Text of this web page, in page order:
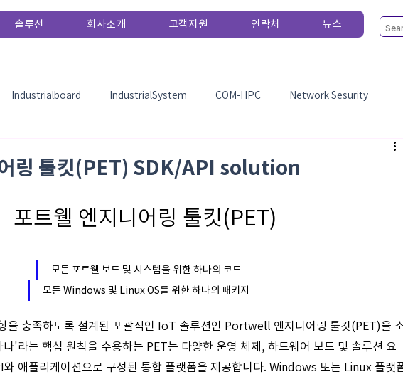
솔루션 회사소개 고객지원 연락처 뉴스
Industrialboard IndustrialSystem COM-HPC Network Sesurity
링 툴킷(PET) SDK/API solution
포트웰 엔지니어링 툴킷(PET)
모든 포트웰 보드 및 시스템을 위한 하나의 코드
모든 Windows 및 Linux OS를 위한 하나의 패키지
을 충족하도록 설계된 포괄적인 IoT 솔루션인 Portwell 엔지니어링 툴킷(PET)을
'라는 핵심 원칙을 수용하는 PET는 다양한 운영 체제, 하드웨어 보드 및 솔루션 요
와 애플리케이션으로 구성된 통합 플랫폼을 제공합니다. Windows 또는 Linux 플랫